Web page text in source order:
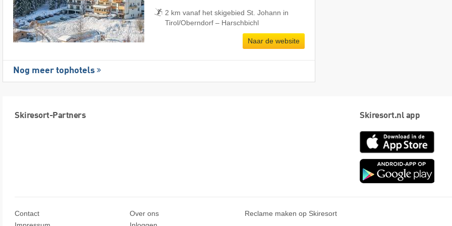
2 km vanaf het skigebied St. Johann in
Tirol/​Oberndorf – Harschbichl
Naar de website
Nog meer tophotels
Skiresort-Partners Skiresort.nl app
App
Contact
Over ons
Reclame maken op Skiresort